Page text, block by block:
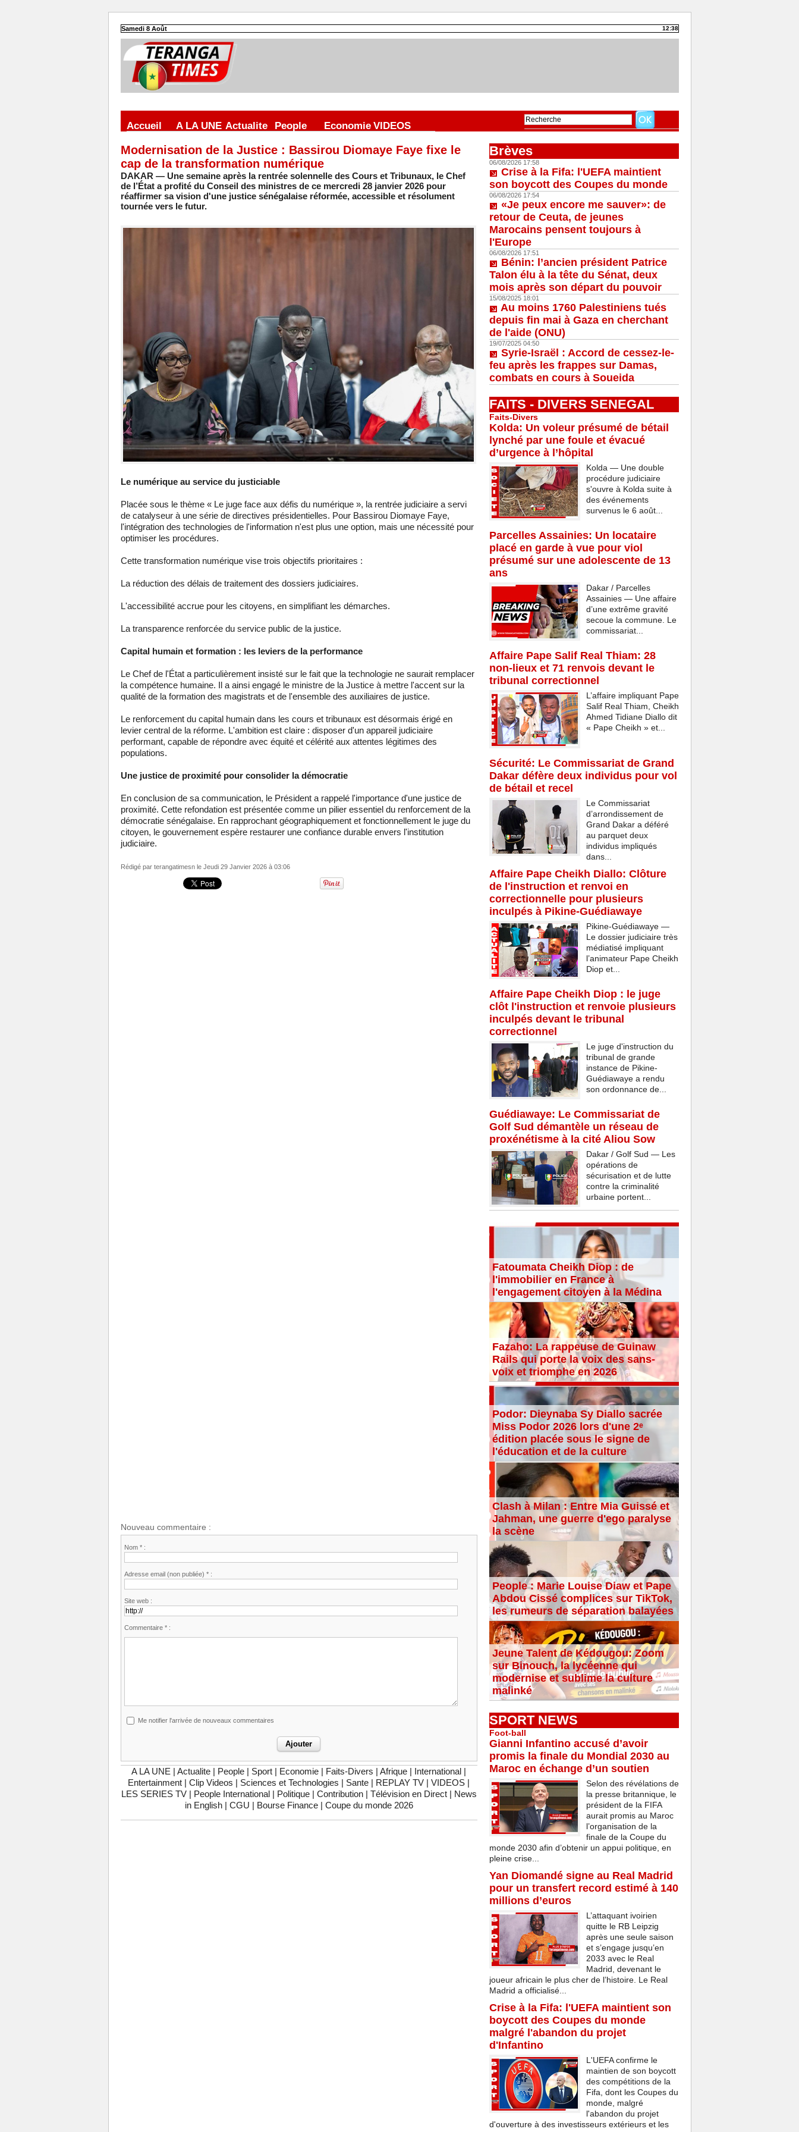
Samedi 8 Août 12:38
Accueil A LA UNE Actualite People Economie VIDEOS
Modernisation de la Justice : Bassirou Diomaye Faye fixe le
cap de la transformation numérique
DAKAR — Une semaine après la rentrée solennelle des Cours et Tribunaux, le Chef
de l’État a profité du Conseil des ministres de ce mercredi 28 janvier 2026 pour
réaffirmer sa vision d'une justice sénégalaise réformée, accessible et résolument
tournée vers le futur.
Le numérique au service du justiciable
Placée sous le thème « Le juge face aux défis du numérique », la rentrée judiciaire a servi
de catalyseur à une série de directives présidentielles. Pour Bassirou Diomaye Faye,
l'intégration des technologies de l'information n'est plus une option, mais une nécessité pour
optimiser les procédures.
Cette transformation numérique vise trois objectifs prioritaires :
La réduction des délais de traitement des dossiers judiciaires.
L'accessibilité accrue pour les citoyens, en simplifiant les démarches.
La transparence renforcée du service public de la justice.
Capital humain et formation : les leviers de la performance
Le Chef de l'État a particulièrement insisté sur le fait que la technologie ne saurait remplacer
la compétence humaine. Il a ainsi engagé le ministre de la Justice à mettre l'accent sur la
qualité de la formation des magistrats et de l'ensemble des auxiliaires de justice.
Le renforcement du capital humain dans les cours et tribunaux est désormais érigé en
levier central de la réforme. L'ambition est claire : disposer d'un appareil judiciaire
performant, capable de répondre avec équité et célérité aux attentes légitimes des
populations.
Une justice de proximité pour consolider la démocratie
En conclusion de sa communication, le Président a rappelé l'importance d'une justice de
proximité. Cette refondation est présentée comme un pilier essentiel du renforcement de la
démocratie sénégalaise. En rapprochant géographiquement et fonctionnellement le juge du
citoyen, le gouvernement espère restaurer une confiance durable envers l'institution
judiciaire.
Rédigé par terangatimesnle Jeudi 29 Janvier 2026 à 03:06
Nouveau commentaire :
Nom * :
Adresse email (non publiée) * :
Site web :
Commentaire * :
Me notifier l'arrivée de nouveaux commentaires
A LA UNE | Actualite | People | Sport | Economie | Faits-Divers | Afrique | International |
Entertainment | Clip Videos | Sciences et Technologies | Sante | REPLAY TV | VIDEOS |
LES SERIES TV | People International | Politique | Contribution | Télévision en Direct | News
in English | CGU | Bourse Finance | Coupe du monde 2026
Brèves
06/08/2026 17:58
Crise à la Fifa: l'UEFA maintient
son boycott des Coupes du monde
06/08/2026 17:54
«Je peux encore me sauver»: de
retour de Ceuta, de jeunes
Marocains pensent toujours à
l'Europe
06/08/2026 17:51
Bénin: l’ancien président Patrice
Talon élu à la tête du Sénat, deux
mois après son départ du pouvoir
15/08/2025 18:01
Au moins 1760 Palestiniens tués
depuis fin mai à Gaza en cherchant
de l'aide (ONU)
19/07/2025 04:50
Syrie-Israël : Accord de cessez-le-
feu après les frappes sur Damas,
combats en cours à Soueida
FAITS - DIVERS SENEGAL
Faits-Divers
Kolda: Un voleur présumé de bétail
lynché par une foule et évacué
d’urgence à l’hôpital
Kolda — Une double
procédure judiciaire
s'ouvre à Kolda suite à
des événements
survenus le 6 août...
Parcelles Assainies: Un locataire
placé en garde à vue pour viol
présumé sur une adolescente de 13
ans
Dakar / Parcelles
Assainies — Une affaire
d’une extrême gravité
secoue la commune. Le
commissariat...
Affaire Pape Salif Real Thiam: 28
non-lieux et 71 renvois devant le
tribunal correctionnel
L’affaire impliquant Pape
Salif Real Thiam, Cheikh
Ahmed Tidiane Diallo dit
« Pape Cheikh » et...
Sécurité: Le Commissariat de Grand
Dakar défère deux individus pour vol
de bétail et recel
Le Commissariat
d’arrondissement de
Grand Dakar a déféré
au parquet deux
individus impliqués
dans...
Affaire Pape Cheikh Diallo: Clôture
de l'instruction et renvoi en
correctionnelle pour plusieurs
inculpés à Pikine-Guédiawaye
Pikine-Guédiawaye —
Le dossier judiciaire très
médiatisé impliquant
l’animateur Pape Cheikh
Diop et...
Affaire Pape Cheikh Diop : le juge
clôt l'instruction et renvoie plusieurs
inculpés devant le tribunal
correctionnel
Le juge d'instruction du
tribunal de grande
instance de Pikine-
Guédiawaye a rendu
son ordonnance de...
Guédiawaye: Le Commissariat de
Golf Sud démantèle un réseau de
proxénétisme à la cité Aliou Sow
Dakar / Golf Sud — Les
opérations de
sécurisation et de lutte
contre la criminalité
urbaine portent...
Fatoumata Cheikh Diop : de
l'immobilier en France à
l'engagement citoyen à la Médina
Fazaho: La rappeuse de Guinaw
Rails qui porte la voix des sans-
voix et triomphe en 2026
Podor: Dieynaba Sy Diallo sacrée
Miss Podor 2026 lors d'une 2ᵉ
édition placée sous le signe de
l'éducation et de la culture
Clash à Milan : Entre Mia Guissé et
Jahman, une guerre d'ego paralyse
la scène
People : Marie Louise Diaw et Pape
Abdou Cissé complices sur TikTok,
les rumeurs de séparation balayées
Jeune Talent de Kédougou: Zoom
sur Binouch, la lycéenne qui
modernise et sublime la culture
malinké
SPORT NEWS
Foot-ball
Gianni Infantino accusé d’avoir
promis la finale du Mondial 2030 au
Maroc en échange d’un soutien
Selon des révélations de
la presse britannique, le
président de la FIFA
aurait promis au Maroc
l’organisation de la
finale de la Coupe du
monde 2030 afin d’obtenir un appui politique, en
pleine crise...
Yan Diomandé signe au Real Madrid
pour un transfert record estimé à 140
millions d’euros
L’attaquant ivoirien
quitte le RB Leipzig
après une seule saison
et s’engage jusqu’en
2033 avec le Real
Madrid, devenant le
joueur africain le plus cher de l’histoire. Le Real
Madrid a officialisé...
Crise à la Fifa: l'UEFA maintient son
boycott des Coupes du monde
malgré l'abandon du projet
d'Infantino
L'UEFA confirme le
maintien de son boycott
des compétitions de la
Fifa, dont les Coupes du
monde, malgré
l'abandon du projet
d'ouverture à des investisseurs extérieurs et les